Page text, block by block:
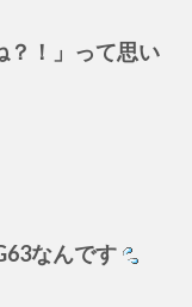
？！」って思い
なんです